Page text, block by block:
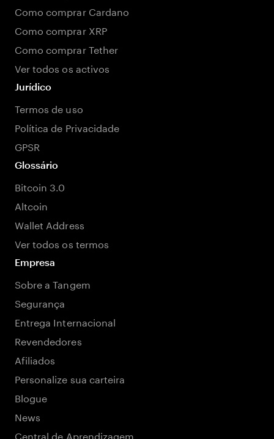
Como comprar Cardano
Como comprar XRP
Como comprar Tether
Ver todos os activos
Jurídico
Termos de uso
Política de Privacidade
GPSR
Glossário
Bitcoin 3.0
Altcoin
Wallet Address
Ver todos os termos
Empresa
Sobre a Tangem
Segurança
Entrega Internacional
Revendedores
Afiliados
Personalize sua carteira
Blogue
News
Central de Aprendizagem